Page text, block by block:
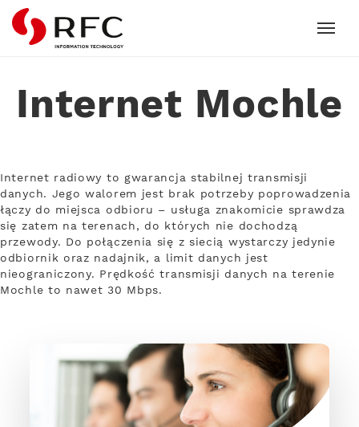
RFC
Internet Mochle
Internet radiowy to gwarancja stabilnej transmisji
danych. Jego walorem jest brak potrzeby poprowadzenia
łączy do miejsca odbioru – usługa znakomicie sprawdza
się zatem na terenach, do których nie dochodzą
przewody. Do połączenia się z siecią wystarczy jedynie
odbiornik oraz nadajnik, a limit danych jest
nieograniczony. Prędkość transmisji danych na terenie
Mochle to nawet 30 Mbps.